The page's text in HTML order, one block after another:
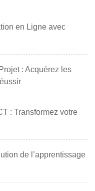
en Ligne avec
: Acquérez les
: Transformez votre
de l’apprentissage